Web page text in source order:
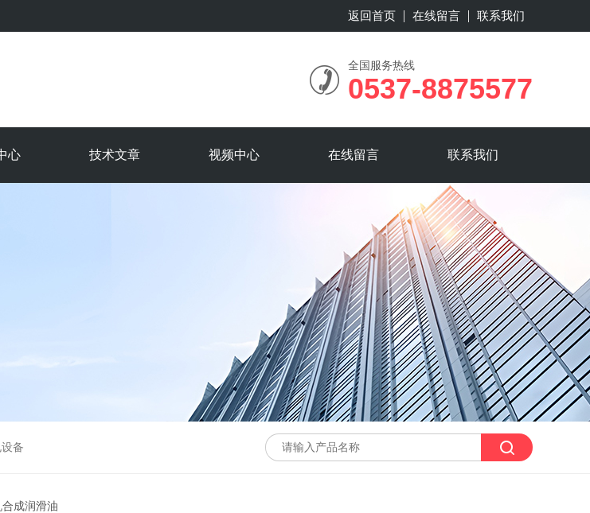
返回首页 在线留言 联系我们
全国服务热线
0537-8875577
心 技术文章 视频中心 在线留言 联系我们
备
成润滑油